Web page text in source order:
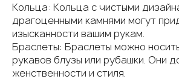
Кольца: Кольца с чистыми
драгоценными камнями могут
изысканности вашим рукам.
Браслеты: Браслеты можно
рукавов блузы или рубашки. Они
женственности и стиля.